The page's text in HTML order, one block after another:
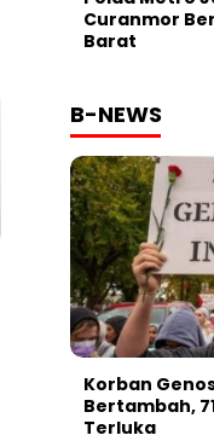
Curanmor
Barat
B-NEWS
Korban
Bertambah,
Terluka